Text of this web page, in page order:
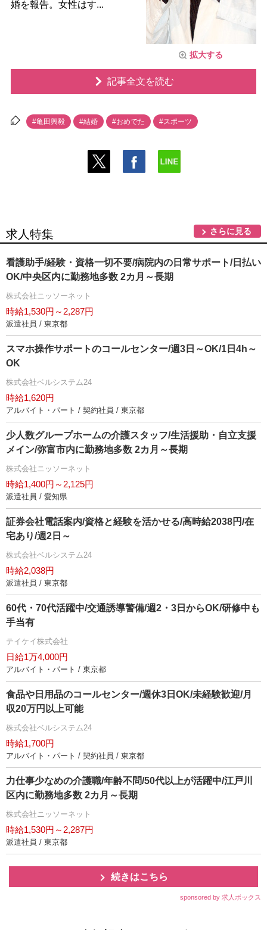
拡大する
婚を報告。女性はす...
記事全文を読む
#亀田興毅 #結婚 #おめでた #スポーツ
求人特集 さらに見る
看護助手/経験・資格一切不要/病院内の日常サポート/日払い
OK/中央区内に勤務地多数 2カ月～長期
株式会社ニッソーネット
時給1,530円～2,287円
派遣社員 / 東京都
スマホ操作サポートのコールセンター/週3日～OK/1日4h～
OK
株式会社ベルシステム24
時給1,620円
アルバイト・パート / 契約社員 / 東京都
少人数グループホームの介護スタッフ/生活援助・自立支援
メイン/弥富市内に勤務地多数 2カ月～長期
株式会社ニッソーネット
時給1,400円～2,125円
派遣社員 / 愛知県
証券会社電話案内/資格と経験を活かせる/高時給2038円/在
宅あり/週2日～
株式会社ベルシステム24
時給2,038円
派遣社員 / 東京都
60代・70代活躍中/交通誘導警備/週2・3日からOK/研修中も
手当有
テイケイ株式会社
日給1万4,000円
アルバイト・パート / 東京都
食品や日用品のコールセンター/週休3日OK/未経験歓迎/月
収20万円以上可能
株式会社ベルシステム24
時給1,700円
アルバイト・パート / 契約社員 / 東京都
力仕事少なめの介護職/年齢不問/50代以上が活躍中/江戸川
区内に勤務地多数 2カ月～長期
株式会社ニッソーネット
時給1,530円～2,287円
派遣社員 / 東京都
続きはこちら
sponsored by 求人ボックス